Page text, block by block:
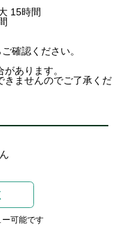
15時間
確認ください。
あります。
ませんのでご了承くだ
可能です